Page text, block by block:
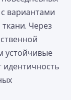
вариантами
Через
устойчивые
идентичность